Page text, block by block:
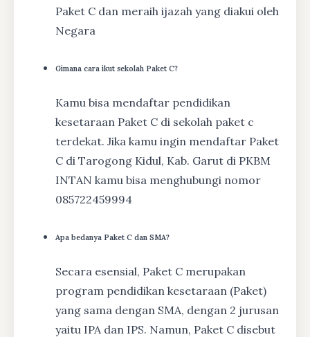
Paket C dan meraih ijazah yang diakui oleh
Negara
Gimana cara ikut sekolah Paket C?
Kamu bisa mendaftar pendidikan
kesetaraan Paket C di sekolah paket c
terdekat. Jika kamu ingin mendaftar Paket
C di Tarogong Kidul, Kab. Garut di PKBM
INTAN kamu bisa menghubungi nomor
085722459994
Apa bedanya Paket C dan SMA?
Secara esensial, Paket C merupakan
program pendidikan kesetaraan (Paket)
yang sama dengan SMA, dengan 2 jurusan
yaitu IPA dan IPS. Namun, Paket C disebut